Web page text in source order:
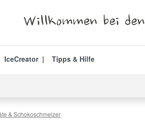
Willkommen bei den
IceCreator Tipps & Hilfe
& Schokoschmelzer